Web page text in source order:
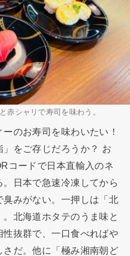
赤シャリで寿司を味わう。
のお寿司を味わいたい！
をご存じだろうか？ お
コードで日本直輸入のネ
日本で急速冷凍してから
みがない。一押しは「北
北海道ホタテのうま味と
抜群で、一口食べればや
だ。他に「極み湘南朝ど